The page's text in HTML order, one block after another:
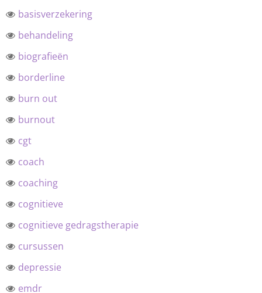
basisverzekering
behandeling
biografieën
borderline
burn out
burnout
cgt
coach
coaching
cognitieve
cognitieve gedragstherapie
cursussen
depressie
emdr